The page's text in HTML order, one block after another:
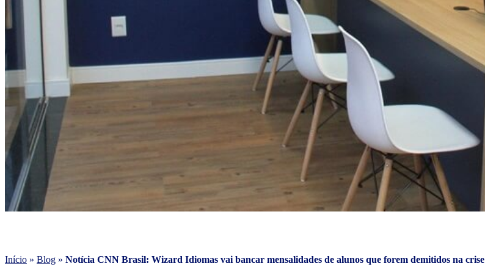
Início » Blog » Notícia CNN Brasil: Wizard Idiomas vai bancar mensalidades de alunos que forem demitidos na crise